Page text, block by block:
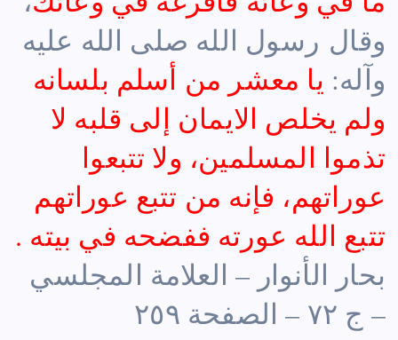
وقال رسول الله صلى الله عليه
وآله: يا معشر من أسلم بلسانه
ولم يخلص الايمان إلى قلبه لا
تذموا المسلمين، ولا تتبعوا
عوراتهم، فإنه من تتبع عوراتهم
تتبع الله عورته ففضحه في بيته .
بحار الأنوار – العلامة المجلسي
– ج ٧٢ – الصفحة ٢٥٩